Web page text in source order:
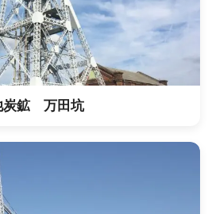
炭鉱 万田坑